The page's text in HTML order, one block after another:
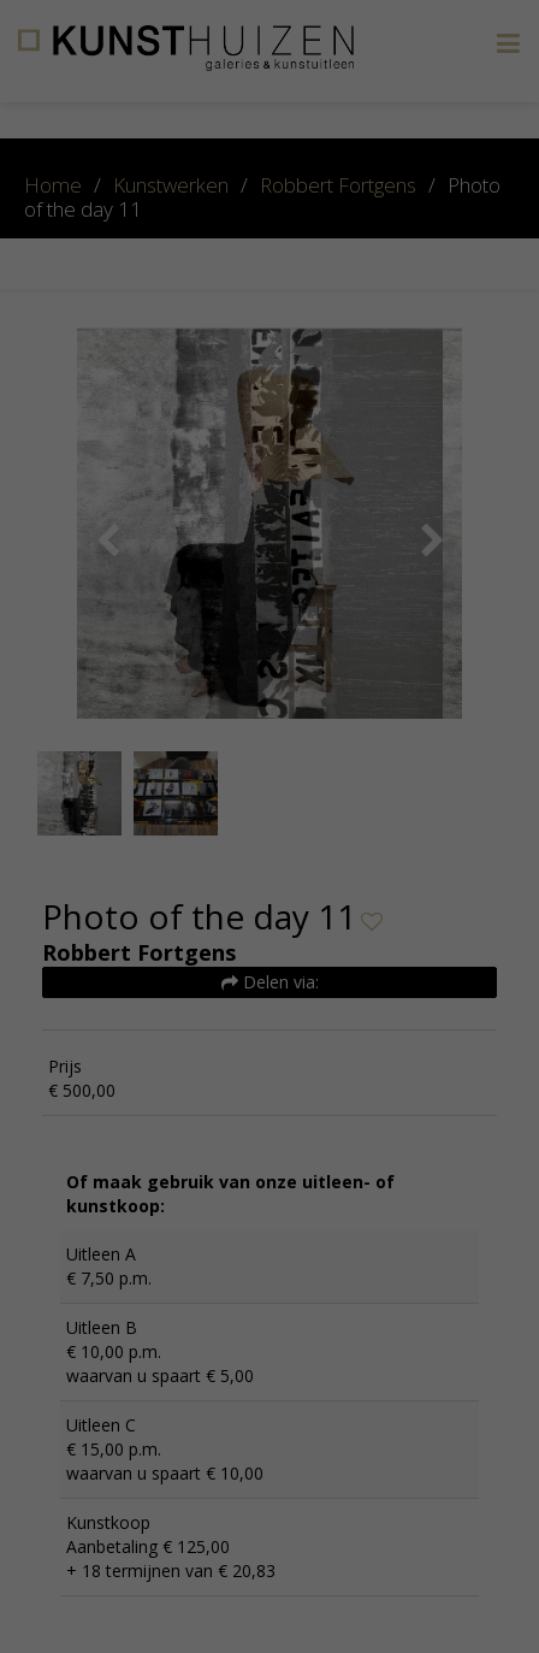
Home / Kunstwerken / Robbert Fortgens / Photo
of the day 11
Photo of the day 11
Robbert Fortgens
Delen via:
Prijs
€ 500,00
Of maak gebruik van onze uitleen- of
kunstkoop:
Uitleen A
€ 7,50 p.m.
Uitleen B
€ 10,00 p.m.
waarvan u spaart € 5,00
Uitleen C
€ 15,00 p.m.
waarvan u spaart € 10,00
Kunstkoop
Aanbetaling € 125,00
+ 18 termijnen van € 20,83